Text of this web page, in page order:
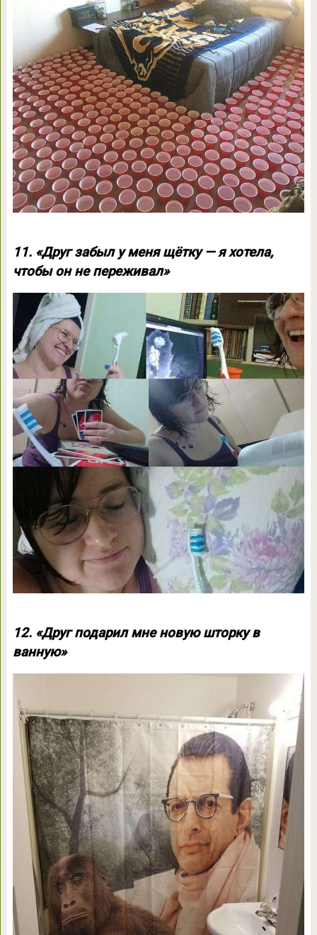
11. «Друг забыл у меня щётку — я хотела,
чтобы он не переживал»
12. «Друг подарил мне новую шторку в
ванную»